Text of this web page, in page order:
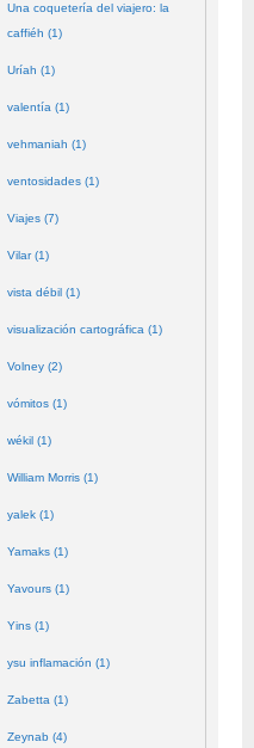
Una coquetería del viajero: la
caffiéh (1)
Uríah (1)
valentía (1)
vehmaniah (1)
ventosidades (1)
Viajes (7)
Vilar (1)
vista débil (1)
visualización cartográfica (1)
Volney (2)
vómitos (1)
wékil (1)
William Morris (1)
yalek (1)
Yamaks (1)
Yavours (1)
Yins (1)
ysu inflamación (1)
Zabetta (1)
Zeynab (4)